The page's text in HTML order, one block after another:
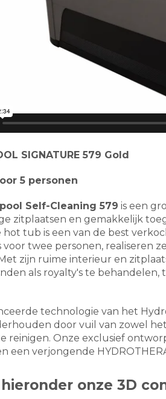
SIGNATURE 579 Gold
5 personen
Self-Cleaning 579 is een
zitplaatsen en gemakkelijk
hot tub is een van de best
voor twee personen, realiseren
zijn ruime interieur en
als royalty's te
technologie van het
door vuil van zowel
reinigen. Onze exclusief
een verjongende
onze 3D